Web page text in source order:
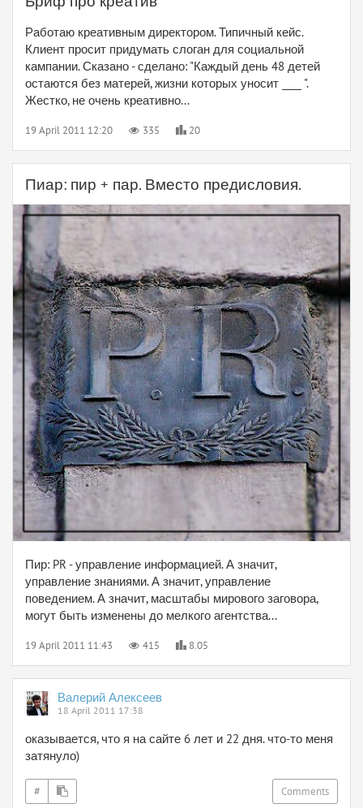
Работаю креативным директором. Типичный кейс.
Клиент просит придумать слоган для социальной
кампании. Сказано - сделано: "Каждый день 48 детей
остаются без матерей, жизни которых уносит ____ ".
Жестко, не очень креативно...
19 April 2011 12:20 335 20
Пиар: пир + пар. Вместо предисловия.
Пир: PR - управление информацией. А значит,
управление знаниями. А значит, управление
поведением. А значит, масштабы мирового заговора,
могут быть изменены до мелкого агентства...
19 April 2011 11:43 415 8.05
Валерий Алексеев
18 April 2011 17:38
оказывается, что я на сайте 6 лет и 22 дня. что-то меня
затянуло)
# Comments